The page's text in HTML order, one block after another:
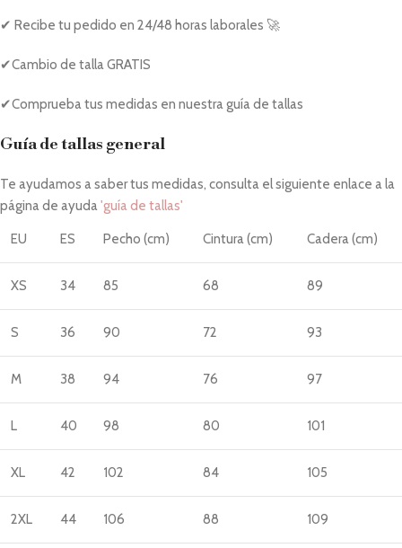
✔ Recibe tu pedido en 24/48 horas laborales 🚀
✔Cambio de talla GRATIS
✔Comprueba tus medidas en nuestra guía de tallas
Guía de tallas general
Te ayudamos a saber tus medidas, consulta el siguiente enlace a la
página de ayuda'guía de tallas'
EU ES Pecho (cm) Cintura (cm) Cadera (cm)
XS 34 85 68 89
S 36 90 72 93
M 38 94 76 97
L 40 98 80 101
XL 42 102 84 105
2XL 44 106 88 109